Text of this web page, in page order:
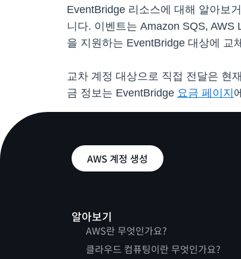
EventBridge 리소스에 대해 알아보
니다. 이벤트는 Amazon SQS,
을 지원하는 EventBridge 대상에 교
교차 계정 대상으로 직접 전달은 현
금 정보는 EventBridge 요금 페이지
AWS 계정 생성
알아보기
AWS란 무엇인가요?
클라우드 컴퓨팅이란 무엇인가요?